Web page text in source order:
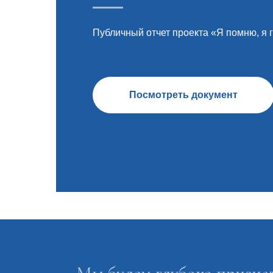
Публичный отчет проекта «Я помню, я
Посмотреть документ